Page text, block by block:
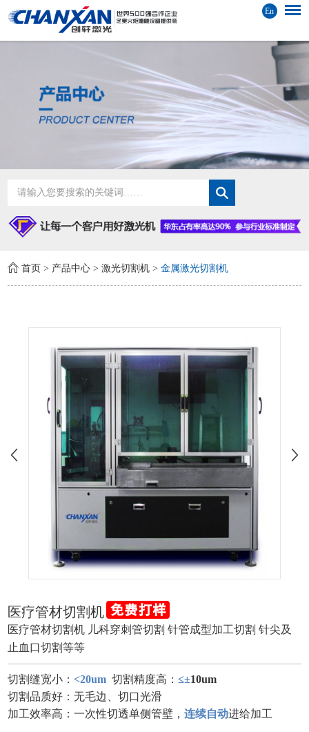
En
首页 > 产品中心 >激光切割机 >金属激光切割机
医疗管材切割机
医疗管材切割机 儿科穿刺管切割 针管成型加工切割 针尖及
止血口切割等等
切割缝宽小：<20um 切割精度高：≤±10um
切割品质好：无毛边、切口光滑
加工效率高：一次性切透单侧管壁，连续自动进给加工